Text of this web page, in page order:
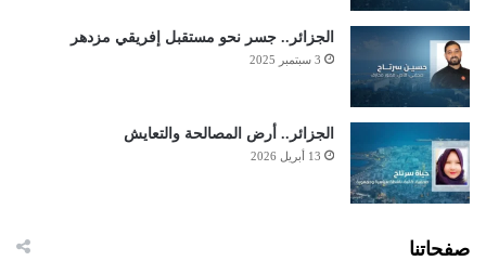
الجزائر.. جسر نحو مستقبل إفريقي مزدهر
3 سبتمبر 2025
الجزائر.. أرض المصالحة والتعايش
13 أبريل 2026
صفحاتنا